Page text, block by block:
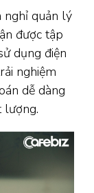
nghỉ quản lý
được tập
dụng điện
nghiệm
dễ dàng
lượng.